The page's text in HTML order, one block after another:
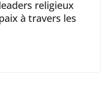
religieux
à travers les